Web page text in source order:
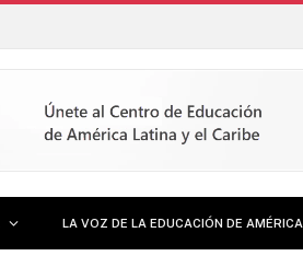
LA VOZ DE LA EDUCACIÓN DE AMÉRICA